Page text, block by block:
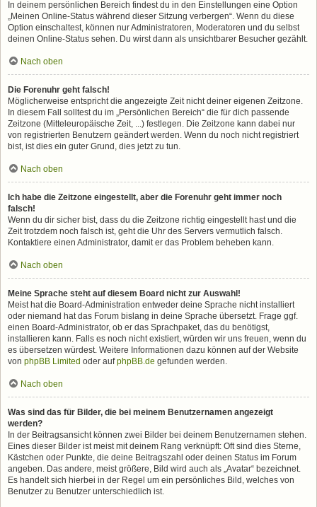
In deinem persönlichen Bereich findest du in den Einstellungen eine Option
„Meinen Online-Status während dieser Sitzung verbergen“. Wenn du diese
Option einschaltest, können nur Administratoren, Moderatoren und du selbst
deinen Online-Status sehen. Du wirst dann als unsichtbarer Besucher gezählt.
Nach oben
Die Forenuhr geht falsch!
Möglicherweise entspricht die angezeigte Zeit nicht deiner eigenen Zeitzone.
In diesem Fall solltest du im „Persönlichen Bereich“ die für dich passende
Zeitzone (Mitteleuropäische Zeit, ...) festlegen. Die Zeitzone kann dabei nur
von registrierten Benutzern geändert werden. Wenn du noch nicht registriert
bist, ist dies ein guter Grund, dies jetzt zu tun.
Nach oben
Ich habe die Zeitzone eingestellt, aber die Forenuhr geht immer noch
falsch!
Wenn du dir sicher bist, dass du die Zeitzone richtig eingestellt hast und die
Zeit trotzdem noch falsch ist, geht die Uhr des Servers vermutlich falsch.
Kontaktiere einen Administrator, damit er das Problem beheben kann.
Nach oben
Meine Sprache steht auf diesem Board nicht zur Auswahl!
Meist hat die Board-Administration entweder deine Sprache nicht installiert
oder niemand hat das Forum bislang in deine Sprache übersetzt. Frage ggf.
einen Board-Administrator, ob er das Sprachpaket, das du benötigst,
installieren kann. Falls es noch nicht existiert, würden wir uns freuen, wenn du
es übersetzen würdest. Weitere Informationen dazu können auf der Website
von phpBB Limited oder aufphpBB.de gefunden werden.
Nach oben
Was sind das für Bilder, die bei meinem Benutzernamen angezeigt
werden?
In der Beitragsansicht können zwei Bilder bei deinem Benutzernamen stehen.
Eines dieser Bilder ist meist mit deinem Rang verknüpft: Oft sind dies Sterne,
Kästchen oder Punkte, die deine Beitragszahl oder deinen Status im Forum
angeben. Das andere, meist größere, Bild wird auch als „Avatar“ bezeichnet.
Es handelt sich hierbei in der Regel um ein persönliches Bild, welches von
Benutzer zu Benutzer unterschiedlich ist.